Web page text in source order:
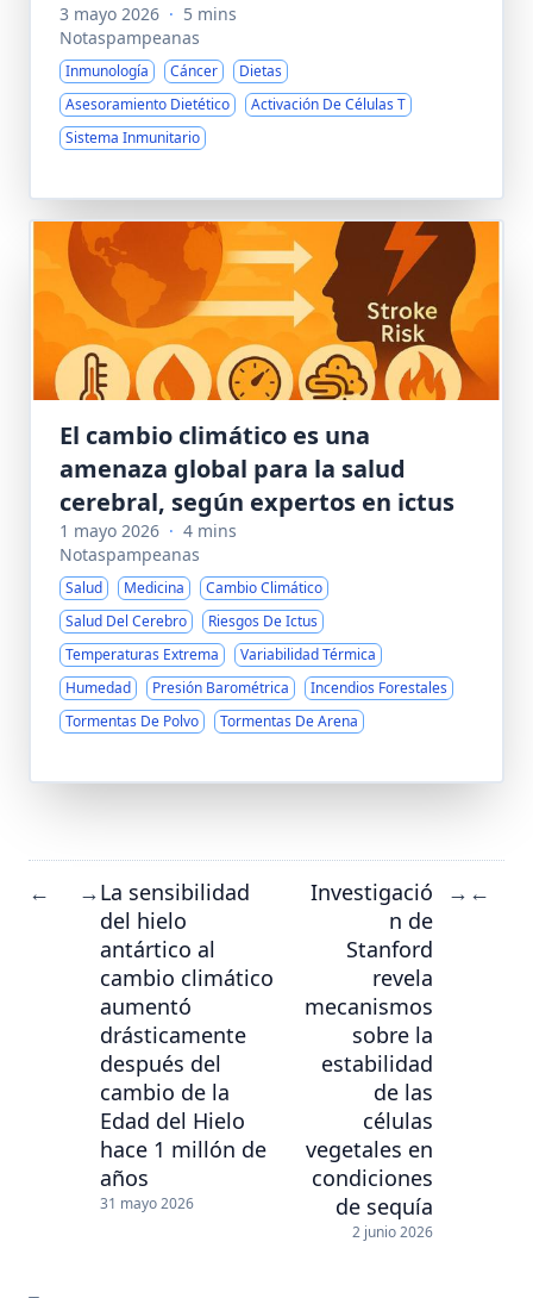
3 mayo 2026 · 5 mins
Notaspampeanas
Inmunología Cáncer
Dietas
Asesoramiento Dietético
Activación De Células T
Sistema Inmunitario
El cambio climático es una
amenaza global para la salud
cerebral, según expertos en ictus
1 mayo 2026 · 4 mins
Notaspampeanas
Salud Medicina
Cambio Climático
Salud Del Cerebro
Riesgos De Ictus
Temperaturas Extrema
Variabilidad Térmica
Humedad
Presión Barométrica
Incendios Forestales
Tormentas De Polvo
Tormentas De Arena
← →La sensibilidad
del hielo
antártico al
cambio climático
aumentó
drásticamente
después del
cambio de la
Edad del Hielo
hace 1 millón de
años
31 mayo 2026
Investigació
n de
Stanford
revela
mecanismos
sobre la
estabilidad
de las
células
vegetales en
condiciones
de sequía
2 junio 2026
→ ←